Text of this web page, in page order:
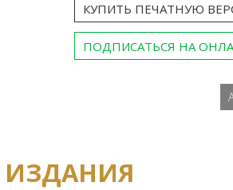
КУПИТЬ ПЕЧАТНУЮ
ПОДПИСАТЬСЯ НА